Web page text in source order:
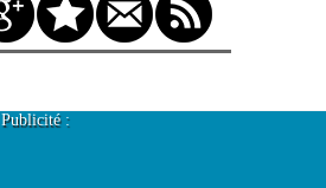
Publicité :